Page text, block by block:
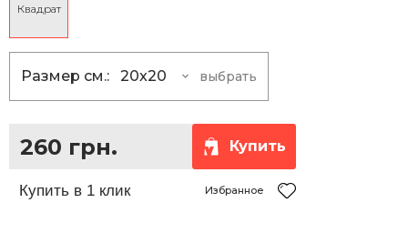
Квадрат
Размер см.: 20x20 выбрать
20x20 260 грн.
370 грн.
510 грн.
690 грн.
260 грн. Купить
Избранное